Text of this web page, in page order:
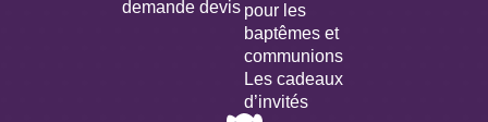
demande devis pour les
baptêmes et
communions
Les cadeaux
d’invités